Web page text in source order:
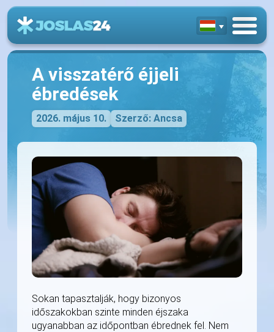
A visszatérő éjjeli
ébredések
2026. május 10. Szerző: Ancsa
Sokan tapasztalják, hogy bizonyos
időszakokban szinte minden éjszaka
ugyanabban az időpontban ébrednek fel. Nem